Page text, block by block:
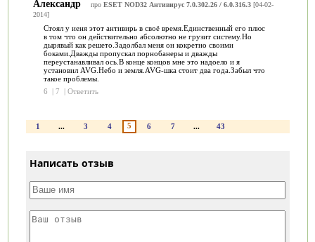
Александр про ESET NOD32 Антивирус 7.0.302.26 / 6.0.316.3[04-02-
2014]
Стоял у иеня этот антивирь в своё время.Единственный его плюс
в том что он действительно абсолютно не грузит систему.Но
дырявый как решето.Задолбал меня он кокретно своими
боками.Дважды пропускал порнобанеры и дважды
переустанавливал ось.В конце концов мне это надоело и я
установил AVG.Небо и земля.AVG-шка стоит два года.Забыл что
такое проблемы.
6
| 7 | Ответить
1 ... 3 4 5 6 7 ... 43
Написать отзыв